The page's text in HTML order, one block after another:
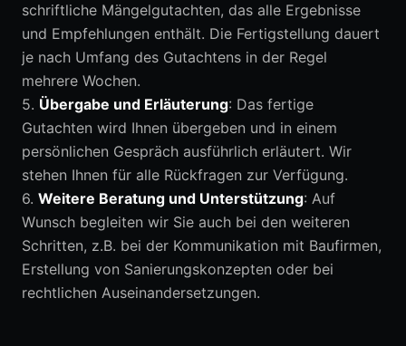
schriftliche Mängelgutachten, das alle Ergebnisse
und Empfehlungen enthält. Die Fertigstellung dauert
je nach Umfang des Gutachtens in der Regel
mehrere Wochen.
5. Übergabe und Erläuterung: Das fertige
Gutachten wird Ihnen übergeben und in einem
persönlichen Gespräch ausführlich erläutert. Wir
stehen Ihnen für alle Rückfragen zur Verfügung.
6. Weitere Beratung und Unterstützung: Auf
Wunsch begleiten wir Sie auch bei den weiteren
Schritten, z.B. bei der Kommunikation mit Baufirmen,
Erstellung von Sanierungskonzepten oder bei
rechtlichen Auseinandersetzungen.